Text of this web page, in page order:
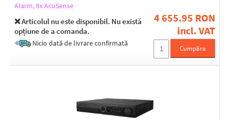
Alarm, 8x AcuSense
❌ Articolul nu este disponibil. Nu există
opțiune de a comanda.
Nicio dată de livrare confirmată
4 655.95 RON
incl. VAT
Cumpăra